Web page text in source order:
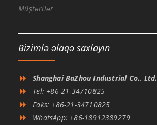
Müştərilər
Bizimlə əlaqə saxlayın
Shanghai BaZhou Industrial Co., Ltd.
Tel: +86-21-34710825
Faks: +86-21-34710825
WhatsApp: +86-18912389279